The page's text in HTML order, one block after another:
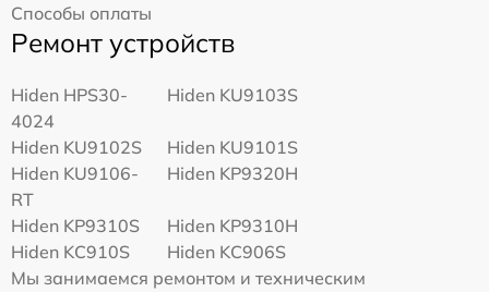
Способы оплаты
Ремонт устройств
Hiden HPS30-
4024
Hiden KU9103S
Hiden KU9102S
Hiden KU9101S
Hiden KU9106-
RT
Hiden KP9320H
Hiden KP9310S
Hiden KP9310H
Hiden KC910S
Hiden KC906S
Мы занимаемся ремонтом и техническим